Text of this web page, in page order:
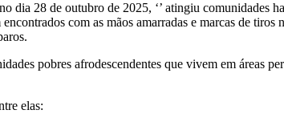
28 de outubro de 2025, ‘’ atingiu comunidades
com as mãos amarradas e marcas de tiros
pobres afrodescendentes que vivem em áreas
elas: